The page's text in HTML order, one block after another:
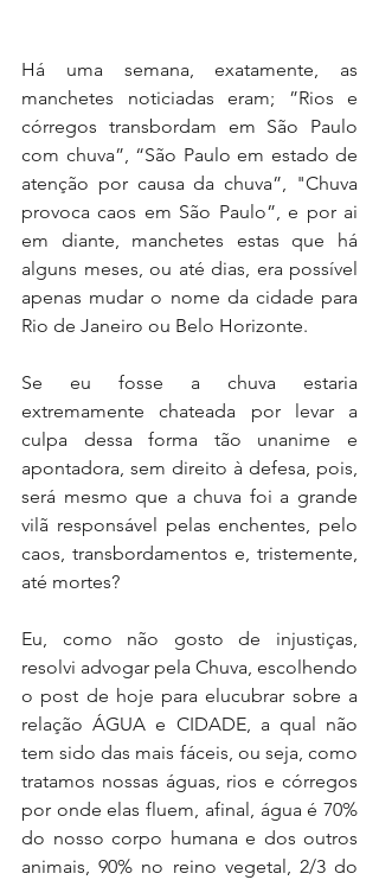
Há uma semana, exatamente, as
manchetes noticiadas eram; ”Rios e
córregos transbordam em São Paulo
com chuva”, “São Paulo em estado de
atenção por causa da chuva”, "Chuva
provoca caos em São Paulo”, e por ai
em diante, manchetes estas que há
alguns meses, ou até dias, era possível
apenas mudar o nome da cidade para
Rio de Janeiro ou Belo Horizonte.
Se eu fosse a chuva estaria
extremamente chateada por levar a
culpa dessa forma tão unanime e
apontadora, sem direito à defesa, pois,
será mesmo que a chuva foi a grande
vilã responsável pelas enchentes, pelo
caos, transbordamentos e, tristemente,
até mortes?
Eu, como não gosto de injustiças,
resolvi advogar pela Chuva, escolhendo
o post de hoje para elucubrar sobre a
relação ÁGUA e CIDADE, a qual não
tem sido das mais fáceis, ou seja, como
tratamos nossas águas, rios e córregos
por onde elas fluem, afinal, água é 70%
do nosso corpo humana e dos outros
animais, 90% no reino vegetal, 2/3 do